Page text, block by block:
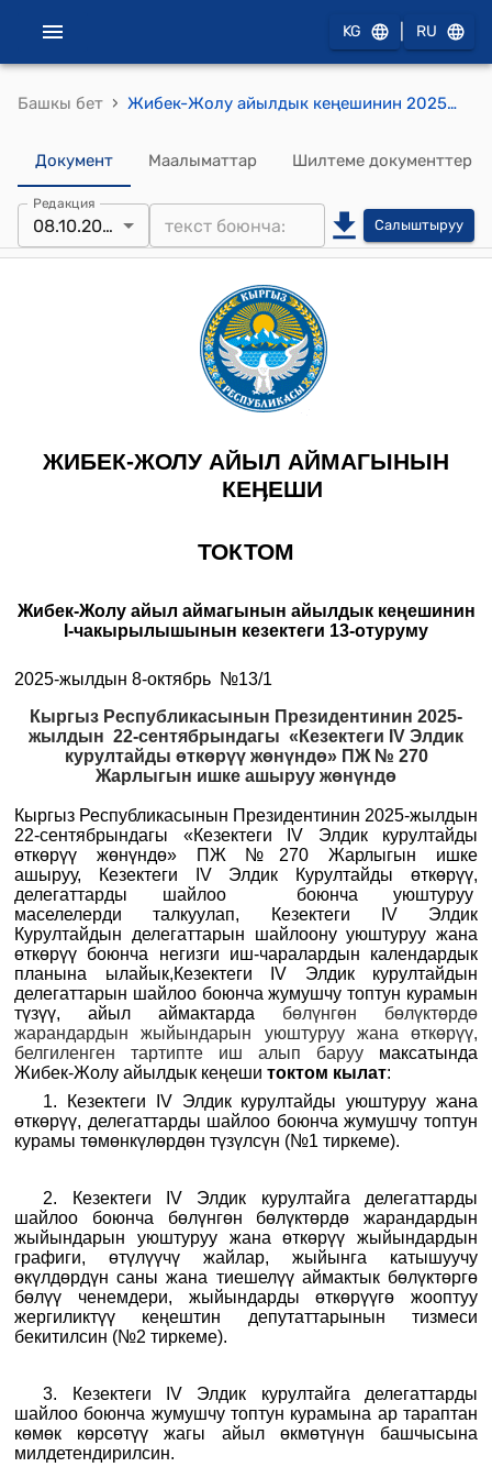
KG RU
Башкы бет › Жибек-Жолу айылдык кеңешинин 2025-жылдын 8-октябрындагы №13/1 Кыргыз Республикасынын Президентинин 2025-жылдын 22 -сентябрындагы «Кезектеги IV Элдик курултайды өткөрүү жөнүндө» ПЖ № 270 Жарлыгын ишке ашыруу жөнүндө токтому
Документ Маалыматтар Шилтеме документтер
Редакция
08.10.2025 Салыштыруу